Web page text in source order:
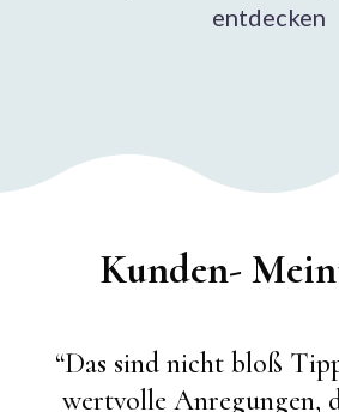
entdecken
Kunden-
“Das sind nicht bloß
wertvolle Anregungen,